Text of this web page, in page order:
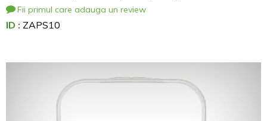
Fii primul care adauga un review
ID : ZAPS10